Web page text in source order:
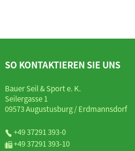
SO KONTAKTIEREN SIE UNS
Bauer Seil & Sport e. K.
Seilergasse 1
09573 Augustusburg / Erdmannsdorf
+49 37291 393-0
+49 37291 393-10